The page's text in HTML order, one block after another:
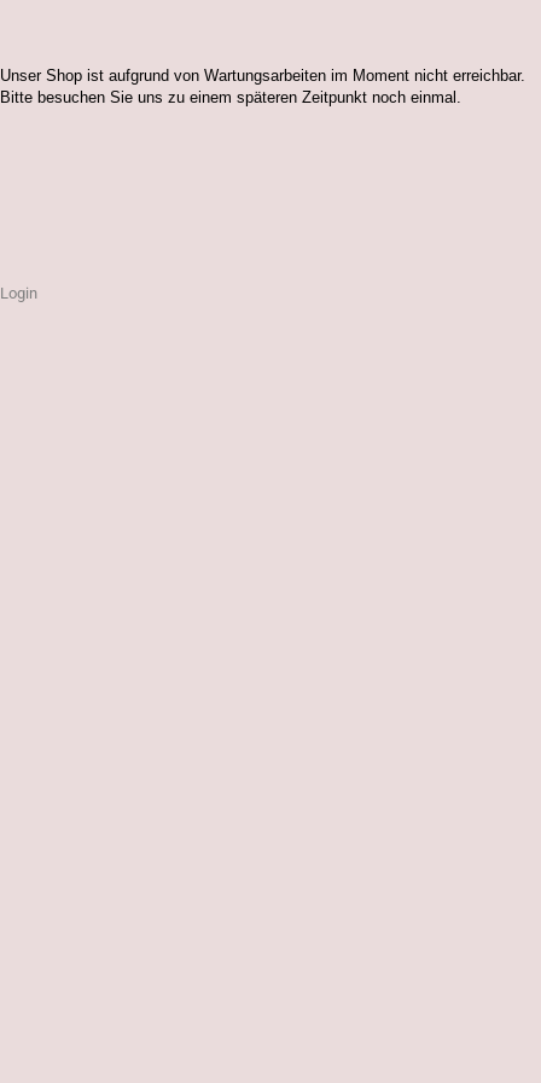
Unser Shop ist aufgrund von Wartungsarbeiten im Moment nicht erreichbar.
Bitte besuchen Sie uns zu einem späteren Zeitpunkt noch einmal.
Login